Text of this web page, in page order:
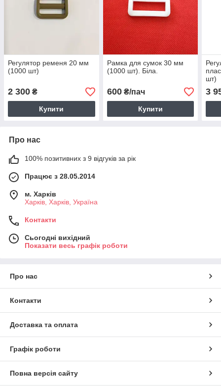
Регулятор ременя 20 мм
(1000 шт)
2 300 ₴
Купити
Рамка для сумок 30 мм
(1000 шт). Біла.
600₴/пач
Купити
шт)
3
Про нас
100% позитивних з 9 відгуків за рік
Працює з 28.05.2014
м. Харків
Харків, Харків, Україна
Контакти
Сьогодні вихідний
Показати весь графік роботи
Про нас
Контакти
Доставка та оплата
Графік роботи
Повна версія сайту